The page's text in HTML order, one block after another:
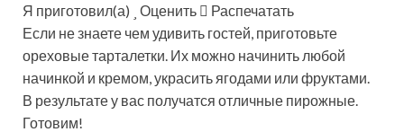
Я приготовил(а)
Оценить
Распечатать
Если не знаете чем удивить гостей, приготовьте
ореховые тарталетки. Их можно начинить любой
начинкой и кремом, украсить ягодами или фруктами.
В результате у вас получатся отличные пирожные.
Готовим!